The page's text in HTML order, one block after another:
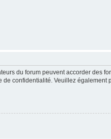
du forum peuvent accorder des
confidentialité. Veuillez également